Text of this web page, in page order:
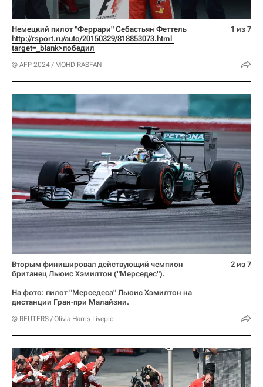
http://rsport.ru/auto/20150329/818853073.html
target=_blank>победил
© AFP 2024 / MOHD RASFAN
1 из 7
Вторым финишировал действующий чемпион
британец Льюис Хэмилтон ("Мерседес").
На фото: пилот "Мерседеса" Льюис Хэмилтон на
дистанции Гран-при Малайзии.
© REUTERS / Olivia Harris Livepic
2 из 7